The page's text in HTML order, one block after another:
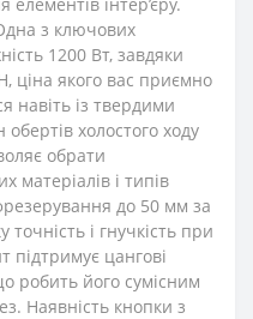
з ключових
1200 Вт, завдяки
ціна якого вас приємно
навіть із твердими
холостого ходу
обрати
матеріалів і типів
до 50 мм за
і гнучкість при
підтримує цангові
робить його сумісним
Наявність кнопки з